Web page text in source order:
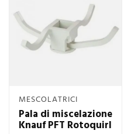
MESCOLATRICI
Pala di miscelazione
Knauf PFT Rotoquirl